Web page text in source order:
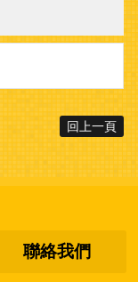
回上一頁
聯絡我們